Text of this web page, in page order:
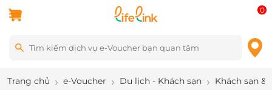
0
Trang chủ e-Voucher Du lịch - Khách sạn Khách sạn &